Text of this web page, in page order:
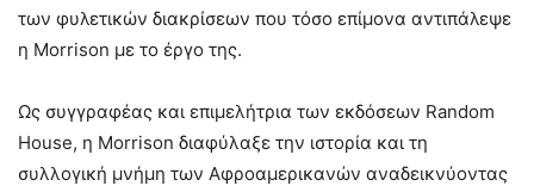
των φυλετικών διακρίσεων που τόσο επίμονα αντιπάλεψε
η Morrison με το έργο της.
Ως συγγραφέας και επιμελήτρια των εκδόσεων Random
House, η Morrison διαφύλαξε την ιστορία και τη
συλλογική μνήμη των Αφροαμερικανών αναδεικνύοντας